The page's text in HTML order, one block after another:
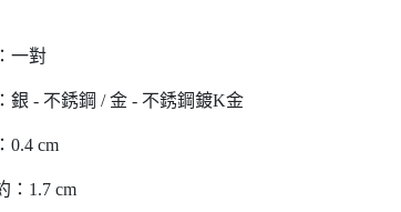
一對
銀 - 不銹鋼 / 金 - 不銹鋼鍍K金
0.4 cm
：1.7 cm